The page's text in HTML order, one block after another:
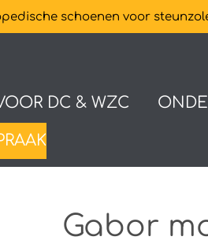
schoenen voor
DC & WZC
Gabor